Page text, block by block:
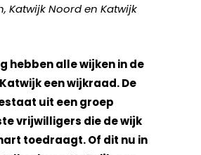
Katwijk Noord en Katwijk
hebben alle wijken in de
een wijkraad. De
uit een groep
vrijwilligers die de wijk
toedraagt. Of dit nu in